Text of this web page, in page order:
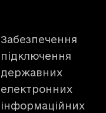
Забезпечення
підключення
державних
електронних
інформаційних